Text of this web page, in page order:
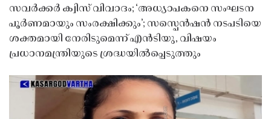
സവർക്കർ ക്വിസ് വിവാദം; ‘അധ്യാപകനെ സംഘടന
പൂർണമായും സംരക്ഷിക്കും’; സസ്പെൻഷൻ നടപടിയെ
ശക്തമായി നേരിടുമെന്ന് എൻടിയു, വിഷയം
പ്രധാനമന്ത്രിയുടെ ശ്രദ്ധയിൽപ്പെടുത്തും